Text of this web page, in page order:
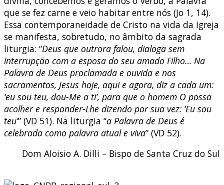
que se fez carne e veio habitar entre nós (Jo 1, 14).
Essa contemporaneidade de Cristo na vida da Igreja
se manifesta, sobretudo, no âmbito da sagrada
liturgia: “Deus que outrora falou, dialoga sem
interrupção com a esposa do seu amado Filho… Na
Palavra de Deus proclamada e ouvida e nos
sacramentos, Jesus hoje, aqui e agora, diz a cada um:
‘eu sou teu, dou-Me a ti’, para que o homem O possa
acolher e responder-Lhe dizendo por sua vez: ‘Eu sou
teu’” (VD 51). Na liturgia “a Palavra de Deus é
celebrada como palavra atual e viva” (VD 52).
Dom Aloisio A. Dilli – Bispo de Santa Cruz do Sul